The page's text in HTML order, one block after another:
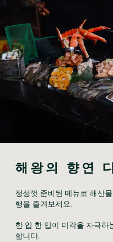
해왕의 향연
정성껏 준비된 메뉴로 해산
행을 즐겨보세요.
한 입 한 입이 미각을 자극하
합니다.